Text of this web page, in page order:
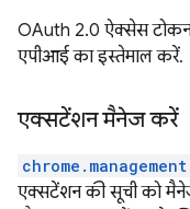
OAuth 2.0 ऐक्सेस
एपीआई का इस्तेमाल करें.
एक्सटेंशन मैनेज करें
chrome.management
एक्सटेंशन की सूची को